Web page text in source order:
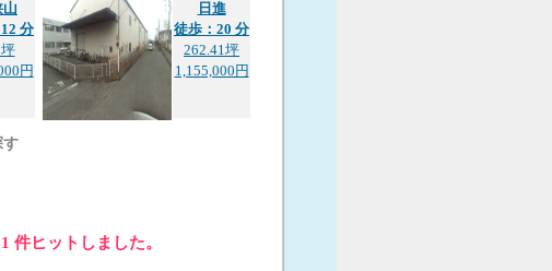
山
分
円
日進
徒歩：20 分
262.41坪
1,155,000円
す
件ヒットしました。